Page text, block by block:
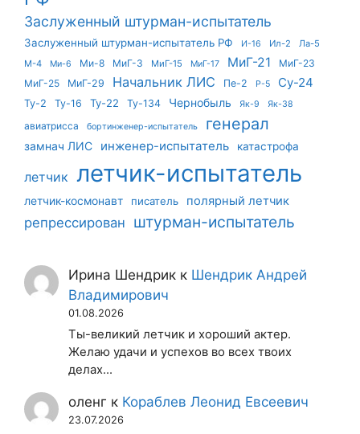
Заслуженный штурман-испытатель
Заслуженный штурман-испытатель РФ И-16 Ил-2
Ла-5
М-4
Ми-6 Ми-8 МиГ-3 МиГ-15 МиГ-17 МиГ-21
МиГ-23
МиГ-25
МиГ-29 Начальник ЛИС Пе-2 Р-5 Су-24
Ту-2 Ту-16 Ту-22 Ту-134 Чернобыль Як-9 Як-38
авиатрисса бортинженер-испытатель генерал
замнач ЛИС инженер-испытатель катастрофа
летчик летчик-испытатель
летчик-космонавт писатель полярный летчик
репрессирован штурман-испытатель
Ирина Шендрик к Шендрик Андрей
Владимирович
01.08.2026
Ты-великий летчик и хороший актер.
Желаю удачи и успехов во всех твоих
делах...
оленг к Кораблев Леонид Евсеевич
23.07.2026